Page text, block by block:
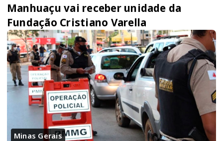
Manhuaçu vai receber unidade da
Fundação Cristiano Varella
Minas Gerais